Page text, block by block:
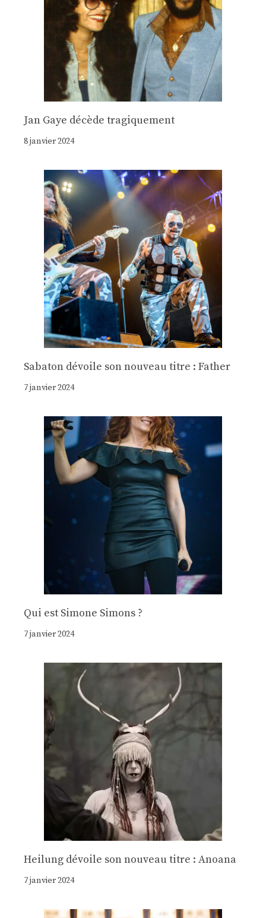
Jan Gaye décède tragiquement
8 janvier 2024
Sabaton dévoile son nouveau titre : Father
7 janvier 2024
Qui est Simone Simons ?
7 janvier 2024
Heilung dévoile son nouveau titre : Anoana
7 janvier 2024